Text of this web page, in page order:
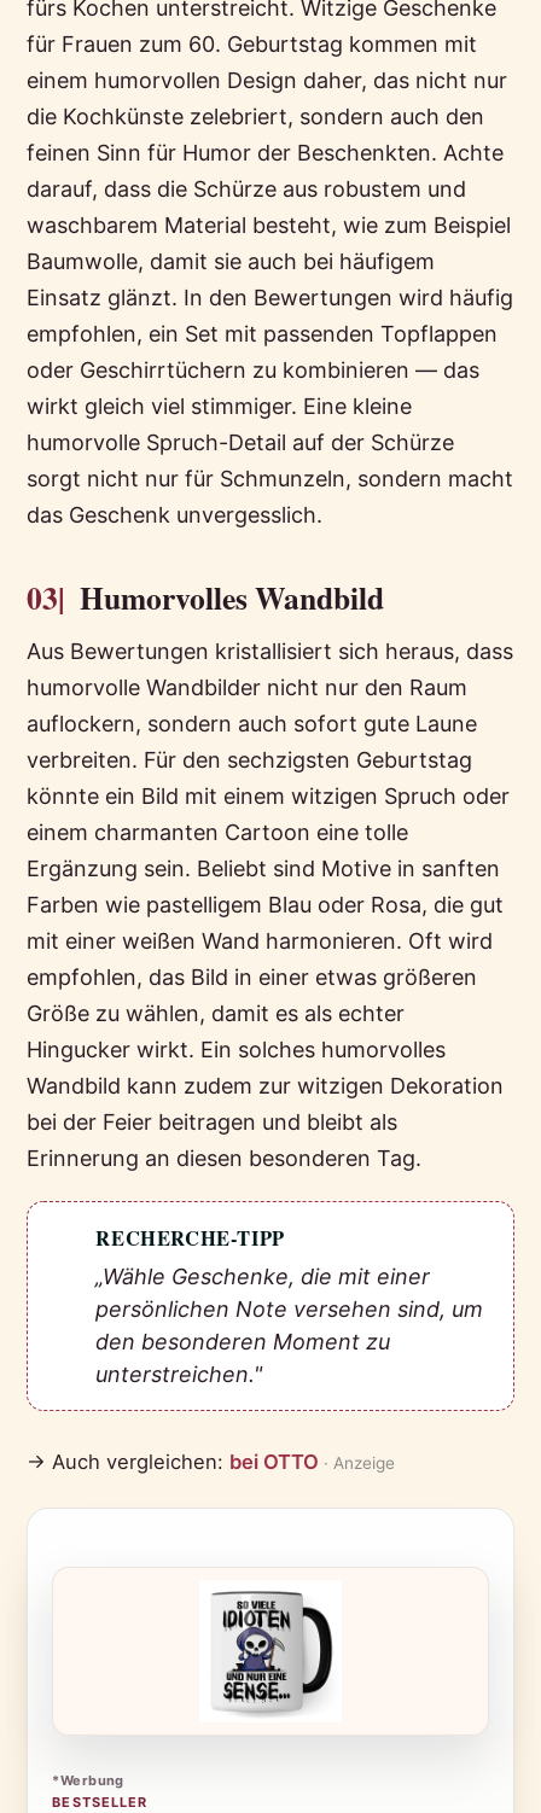
fürs Kochen unterstreicht. Witzige Geschenke
für Frauen zum 60. Geburtstag kommen mit
einem humorvollen Design daher, das nicht nur
die Kochkünste zelebriert, sondern auch den
feinen Sinn für Humor der Beschenkten. Achte
darauf, dass die Schürze aus robustem und
waschbarem Material besteht, wie zum Beispiel
Baumwolle, damit sie auch bei häufigem
Einsatz glänzt. In den Bewertungen wird häufig
empfohlen, ein Set mit passenden Topflappen
oder Geschirrtüchern zu kombinieren — das
wirkt gleich viel stimmiger. Eine kleine
humorvolle Spruch-Detail auf der Schürze
sorgt nicht nur für Schmunzeln, sondern macht
das Geschenk unvergesslich.
03| Humorvolles Wandbild
Aus Bewertungen kristallisiert sich heraus, dass
humorvolle Wandbilder nicht nur den Raum
auflockern, sondern auch sofort gute Laune
verbreiten. Für den sechzigsten Geburtstag
könnte ein Bild mit einem witzigen Spruch oder
einem charmanten Cartoon eine tolle
Ergänzung sein. Beliebt sind Motive in sanften
Farben wie pastelligem Blau oder Rosa, die gut
mit einer weißen Wand harmonieren. Oft wird
empfohlen, das Bild in einer etwas größeren
Größe zu wählen, damit es als echter
Hingucker wirkt. Ein solches humorvolles
Wandbild kann zudem zur witzigen Dekoration
bei der Feier beitragen und bleibt als
Erinnerung an diesen besonderen Tag.
RECHERCHE-TIPP
„Wähle Geschenke, die mit einer
persönlichen Note versehen sind, um
den besonderen Moment zu
unterstreichen."
→ Auch vergleichen: bei OTTO · Anzeige
*Werbung
BESTSELLER